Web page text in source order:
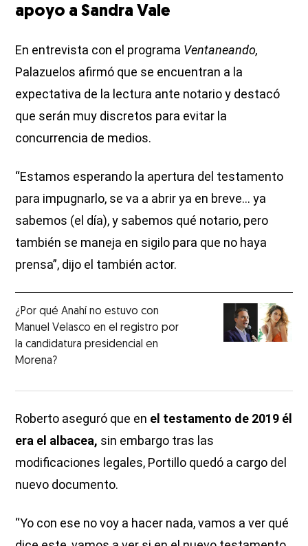
apoyo a Sandra Vale
En entrevista con el programa Ventaneando,
Palazuelos afirmó que se encuentran a la
expectativa de la lectura ante notario y destacó
que serán muy discretos para evitar la
concurrencia de medios.
“Estamos esperando la apertura del testamento
para impugnarlo, se va a abrir ya en breve… ya
sabemos (el día), y sabemos qué notario, pero
también se maneja en sigilo para que no haya
prensa”, dijo el también actor.
¿Por qué Anahí no estuvo con
Manuel Velasco en el registro por
la candidatura presidencial en
Morena?
Roberto aseguró que en el testamento de 2019 él
era el albacea, sin embargo tras las
modificaciones legales, Portillo quedó a cargo del
nuevo documento.
“Yo con ese no voy a hacer nada, vamos a ver qué